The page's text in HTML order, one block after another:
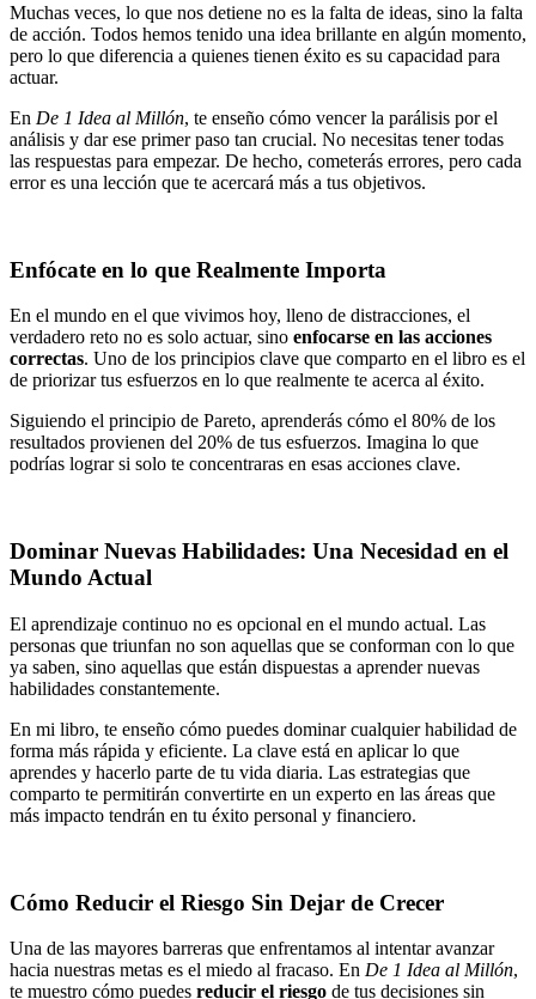
Muchas veces, lo que nos detiene no es la falta de ideas, sino la falta
de acción. Todos hemos tenido una idea brillante en algún momento,
pero lo que diferencia a quienes tienen éxito es su capacidad para
actuar.
En De 1 Idea al Millón, te enseño cómo vencer la parálisis por el
análisis y dar ese primer paso tan crucial. No necesitas tener todas
las respuestas para empezar. De hecho, cometerás errores, pero cada
error es una lección que te acercará más a tus objetivos.
Enfócate en lo que Realmente Importa
En el mundo en el que vivimos hoy, lleno de distracciones, el
verdadero reto no es solo actuar, sino enfocarse en las acciones
correctas. Uno de los principios clave que comparto en el libro es el
de priorizar tus esfuerzos en lo que realmente te acerca al éxito.
Siguiendo el principio de Pareto, aprenderás cómo el 80% de los
resultados provienen del 20% de tus esfuerzos. Imagina lo que
podrías lograr si solo te concentraras en esas acciones clave.
Dominar Nuevas Habilidades: Una Necesidad en el
Mundo Actual
El aprendizaje continuo no es opcional en el mundo actual. Las
personas que triunfan no son aquellas que se conforman con lo que
ya saben, sino aquellas que están dispuestas a aprender nuevas
habilidades constantemente.
En mi libro, te enseño cómo puedes dominar cualquier habilidad de
forma más rápida y eficiente. La clave está en aplicar lo que
aprendes y hacerlo parte de tu vida diaria. Las estrategias que
comparto te permitirán convertirte en un experto en las áreas que
más impacto tendrán en tu éxito personal y financiero.
Cómo Reducir el Riesgo Sin Dejar de Crecer
Una de las mayores barreras que enfrentamos al intentar avanzar
hacia nuestras metas es el miedo al fracaso. En De 1 Idea al Millón,
te muestro cómo puedes reducir el riesgo de tus decisiones sin